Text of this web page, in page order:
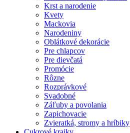
Krst a narodenie
Kvety
Mackovia
Narodeniny
Oblátkové dekorácie
Pre chlapcov
Pre dievčatá
Promócie
Rôzne
Rozprávkové
Svadobné
Záľuby a povolania
Zapichovacie
Zvieratká, stromy a hríbiky